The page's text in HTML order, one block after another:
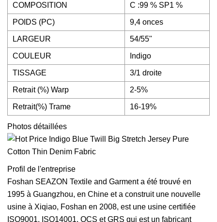
COMPOSITION C :99 % SP1 %
POIDS (PC) 9,4 onces
LARGEUR 54/55"
COULEUR Indigo
TISSAGE 3/1 droite
Retrait (%) Warp 2-5%
Retrait(%) Trame 16-19%
Photos détaillées
Profil de l'entreprise
Foshan SEAZON Textile and Garment a été trouvé en
1995 à Guangzhou, en Chine et a construit une nouvelle
usine à Xiqiao, Foshan en 2008, est une usine certifiée
ISO9001, ISO14001, OCS et GRS qui est un fabricant